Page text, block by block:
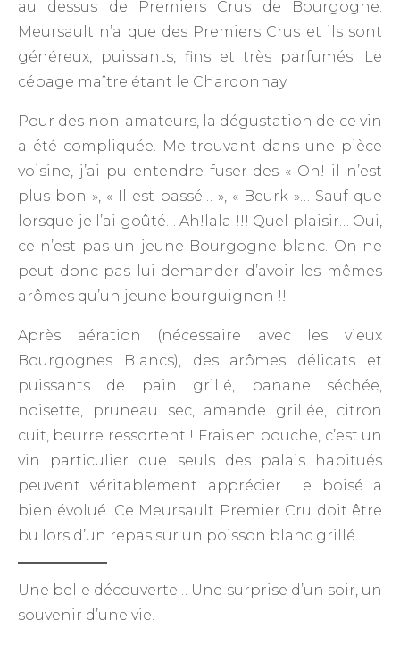
au dessus de Premiers Crus de Bourgogne.
Meursault n’a que des Premiers Crus et ils sont
généreux, puissants, fins et très parfumés. Le
cépage maître étant le Chardonnay.
Pour des non-amateurs, la dégustation de ce vin
a été compliquée. Me trouvant dans une pièce
voisine, j’ai pu entendre fuser des « Oh! il n’est
plus bon », « Il est passé… », « Beurk »… Sauf que
lorsque je l’ai goûté… Ah!lala !!! Quel plaisir… Oui,
ce n’est pas un jeune Bourgogne blanc. On ne
peut donc pas lui demander d’avoir les mêmes
arômes qu’un jeune bourguignon !!
Après aération (nécessaire avec les vieux
Bourgognes Blancs), des arômes délicats et
puissants de pain grillé, banane séchée,
noisette, pruneau sec, amande grillée, citron
cuit, beurre ressortent ! Frais en bouche, c’est un
vin particulier que seuls des palais habitués
peuvent véritablement apprécier. Le boisé a
bien évolué. Ce Meursault Premier Cru doit être
bu lors d’un repas sur un poisson blanc grillé.
Une belle découverte… Une surprise d’un soir, un
souvenir d’une vie.